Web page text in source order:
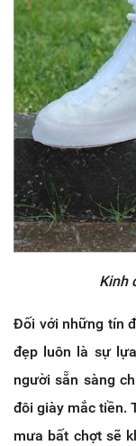
Kinh
Đối với những tín
đẹp luôn là sự
người sẵn sàng
đôi giày mắc tiền.
mưa bất chợt sẽ